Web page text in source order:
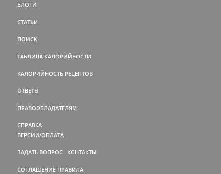
БЛОГИ
СТАТЬИ
ПОИСК
ТАБЛИЦА КАЛОРИЙНОСТИ
КАЛОРИЙНОСТЬ РЕЦЕПТОВ
ОТВЕТЫ
ПРАВООБЛАДАТЕЛЯМ
СПРАВКА
ВЕРСИИ/ОПЛАТА
ЗАДАТЬ ВОПРОС КОНТАКТЫ
СОГЛАШЕНИЕ ПРАВИЛА